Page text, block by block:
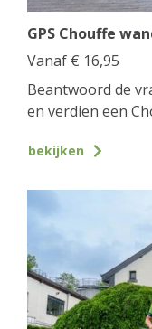
GPS Chouffe
Vanaf € 16,95
Beantwoord de
en verdien een
bekijken